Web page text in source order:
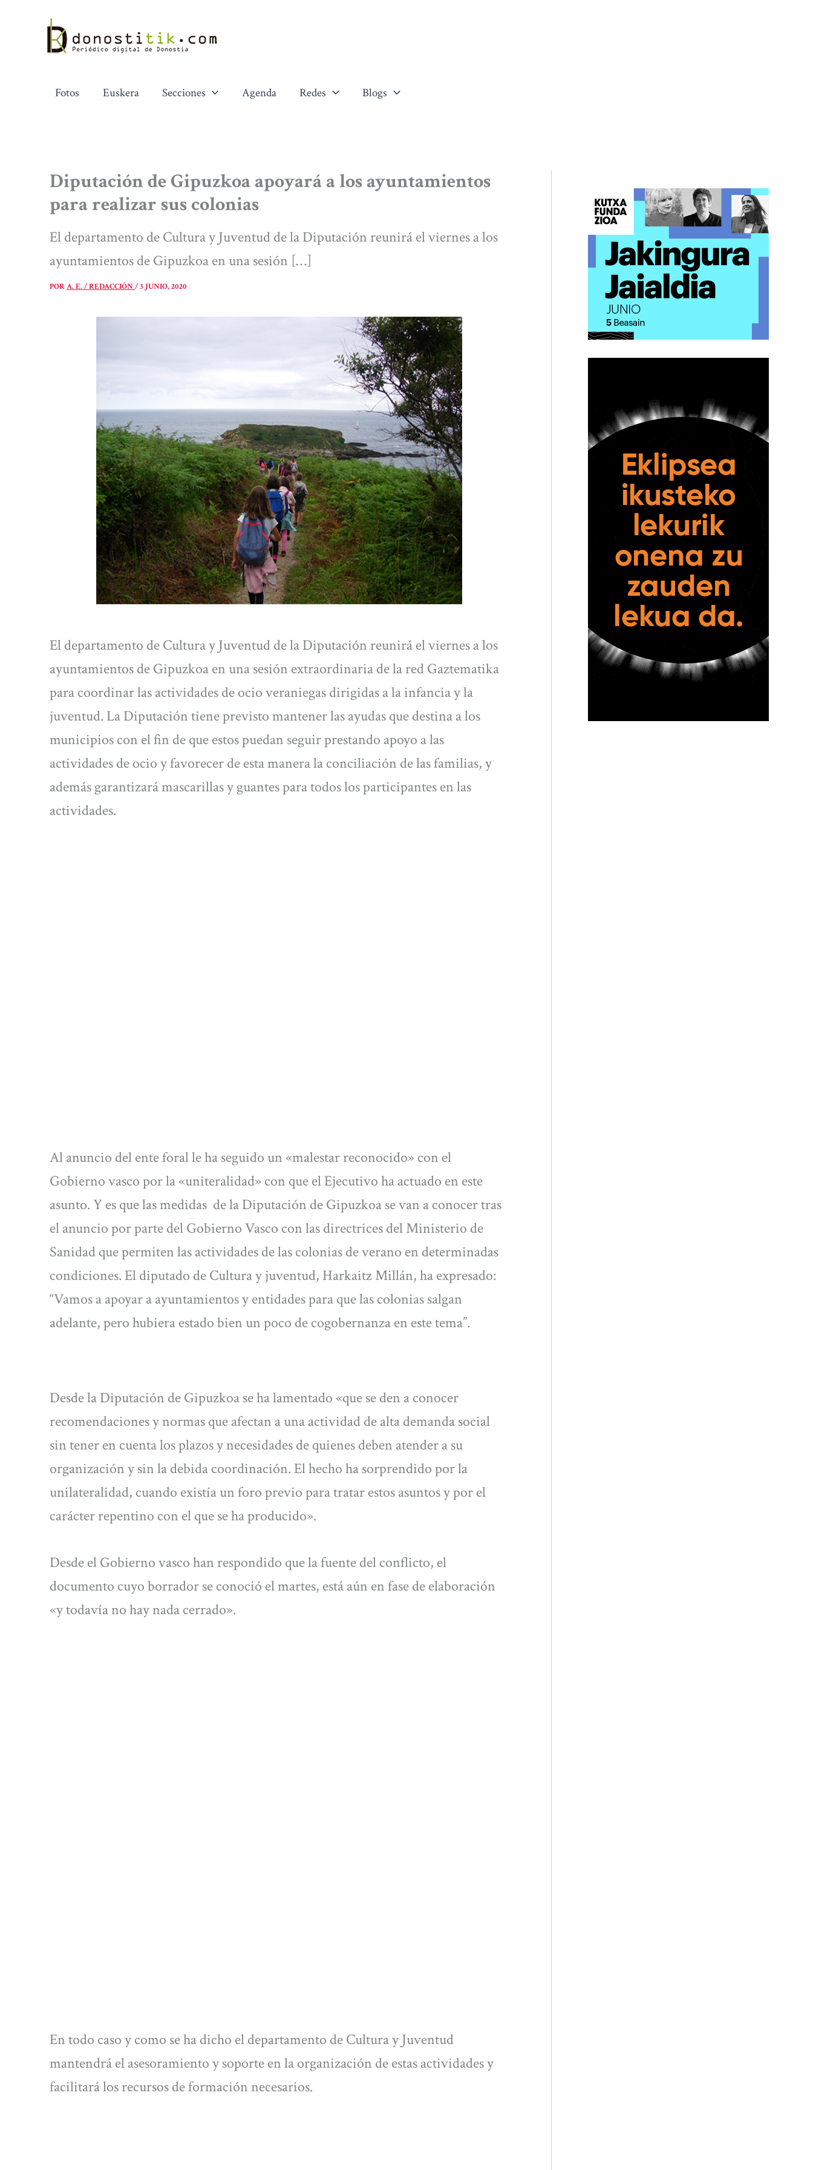
contenido
Fotos Euskera Secciones Agenda Redes Blogs
Diputación de Gipuzkoa apoyará a los ayuntamientos
para realizar sus colonias
El departamento de Cultura y Juventud de la Diputación reunirá el viernes a los
ayuntamientos de Gipuzkoa en una sesión […]
PORA. E. / REDACCIÓN/3 JUNIO, 2020
El departamento de Cultura y Juventud de la Diputación reunirá el viernes a los
ayuntamientos de Gipuzkoa en una sesión extraordinaria de la red Gaztematika
para coordinar las actividades de ocio veraniegas dirigidas a la infancia y la
juventud. La Diputación tiene previsto mantener las ayudas que destina a los
municipios con el fin de que estos puedan seguir prestando apoyo a las
actividades de ocio y favorecer de esta manera la conciliación de las familias, y
además garantizará mascarillas y guantes para todos los participantes en las
actividades.
Al anuncio del ente foral le ha seguido un «malestar reconocido» con el
Gobierno vasco por la «uniteralidad» con que el Ejecutivo ha actuado en este
asunto. Y es que las medidas de la Diputación de Gipuzkoa se van a conocer tras
el anuncio por parte del Gobierno Vasco con las directrices del Ministerio de
Sanidad que permiten las actividades de las colonias de verano en determinadas
condiciones. El diputado de Cultura y juventud, Harkaitz Millán, ha expresado:
“Vamos a apoyar a ayuntamientos y entidades para que las colonias salgan
adelante, pero hubiera estado bien un poco de cogobernanza en este tema”.
Desde la Diputación de Gipuzkoa se ha lamentado «que se den a conocer
recomendaciones y normas que afectan a una actividad de alta demanda social
sin tener en cuenta los plazos y necesidades de quienes deben atender a su
organización y sin la debida coordinación. El hecho ha sorprendido por la
unilateralidad, cuando existía un foro previo para tratar estos asuntos y por el
carácter repentino con el que se ha producido».
Desde el Gobierno vasco han respondido que la fuente del conflicto, el
documento cuyo borrador se conoció el martes, está aún en fase de elaboración
«y todavía no hay nada cerrado».
En todo caso y como se ha dicho el departamento de Cultura y Juventud
mantendrá el asesoramiento y soporte en la organización de estas actividades y
facilitará los recursos de formación necesarios.